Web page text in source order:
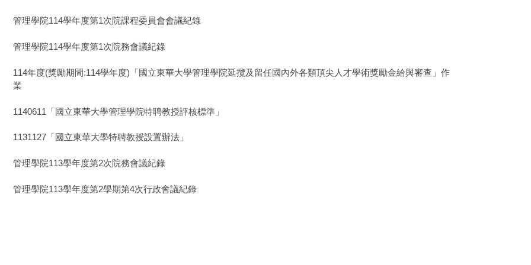
管理學院114學年度第1次院課程委員會會議紀錄
管理學院114學年度第1次院務會議紀錄
114年度(獎勵期間:114學年度)「國立東華大學管理學院延攬及留任國內外各類頂尖人才學術獎勵金給與審查」作
業
1140611「國立東華大學管理學院特聘教授評核標準」
1131127「國立東華大學特聘教授設置辦法」
管理學院113學年度第2次院務會議紀錄
管理學院113學年度第2學期第4次行政會議紀錄